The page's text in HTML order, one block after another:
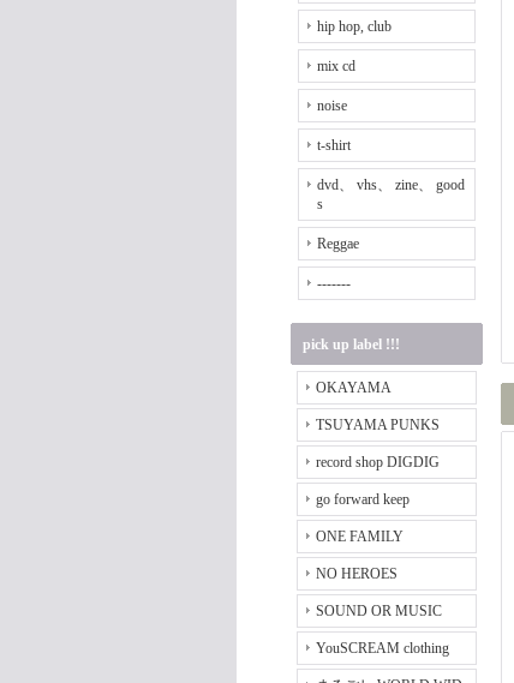
hip hop, club
mix cd
noise
t-shirt
dvd、 vhs、 zine、 good
s
Reggae
-------
pick up label !!!
OKAYAMA
TSUYAMA PUNKS
record shop DIGDIG
go forward keep
ONE FAMILY
NO HEROES
SOUND OR MUSIC
YouSCREAM clothing